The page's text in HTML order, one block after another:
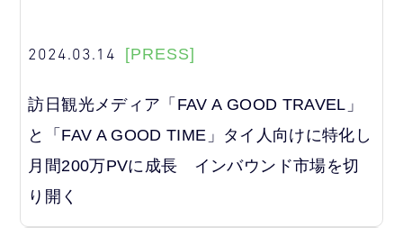
2024.03.14 [PRESS]
訪日観光メディア「FAV A GOOD TRAVEL」
と「FAV A GOOD TIME」タイ人向けに特化し
月間200万PVに成長 インバウンド市場を切
り開く